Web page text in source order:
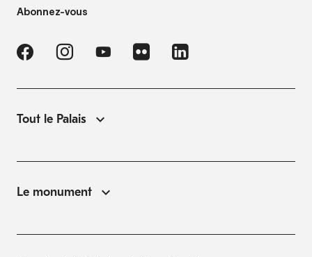
Abonnez-vous
Tout le Palais
Le monument